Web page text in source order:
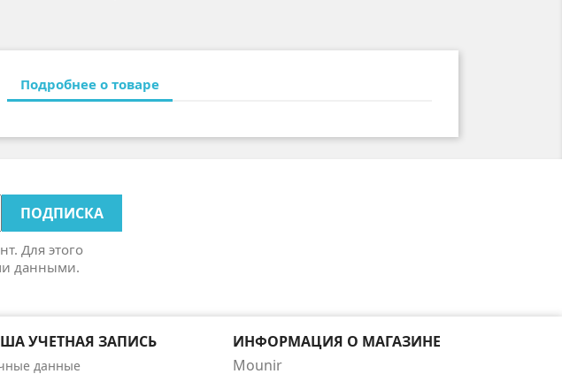
Подробнее о товаре
Для этого
данными.
УЧЕТНАЯ ЗАПИСЬ
данные
ИНФОРМАЦИЯ О МАГАЗИНЕ
Mounir